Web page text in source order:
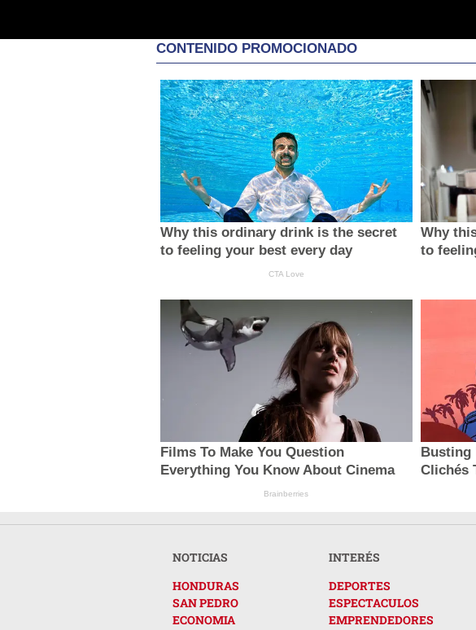
CONTENIDO PROMOCIONADO
Why this ordinary drink is the secret
to feeling your best every day
CTA Love
Why
to
Films To Make You Question
Everything You Know About Cinema
Brainberries
Busting
Clichés
NOTICIAS
HONDURAS
SAN PEDRO
ECONOMIA
INTERÉS
DEPORTES
ESPECTACULOS
EMPRENDEDORES